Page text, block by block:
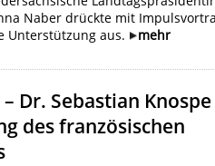
Naber drückte mit
Unterstützung aus.
mehr
Dr. Sebastian Knospe
des französischen